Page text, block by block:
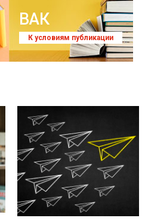
ВАК
К условиям публикации